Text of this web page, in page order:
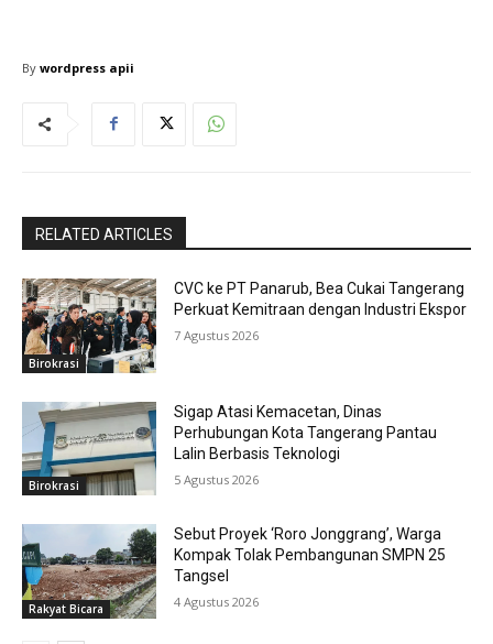
By wordpress apii
RELATED ARTICLES
Birokrasi
CVC ke PT Panarub, Bea Cukai Tangerang
Perkuat Kemitraan dengan Industri Ekspor
7 Agustus 2026
Birokrasi
Sigap Atasi Kemacetan, Dinas
Perhubungan Kota Tangerang Pantau
Lalin Berbasis Teknologi
5 Agustus 2026
Rakyat Bicara
Sebut Proyek ‘Roro Jonggrang’, Warga
Kompak Tolak Pembangunan SMPN 25
Tangsel
4 Agustus 2026